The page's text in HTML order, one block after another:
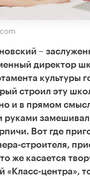
–
директор
культуры
строил эту
и в прямом
руками
Вот где
строителя,
же касается
«Класс-центра»,